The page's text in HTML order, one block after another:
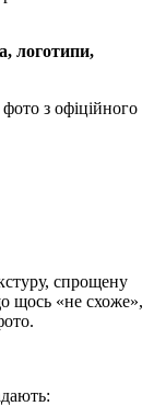
логотипи,
з офіційного
спрощену
щось «не схоже»,